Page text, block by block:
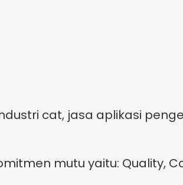
cat, jasa aplikasi
mutu yaitu: Quality,